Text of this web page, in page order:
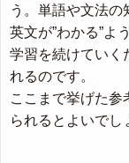
う。単語や文法
英文が”わかる”よ
学習を続けていく
れるのです。
ここまで挙げた参
られるとよいでし